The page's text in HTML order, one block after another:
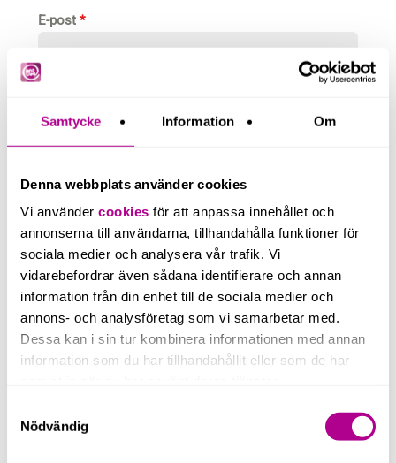
Samtycke Information Om
Denna webbplats använder cookies
Vi använder cookies för att anpassa innehållet och
annonserna till användarna, tillhandahålla funktioner för
sociala medier och analysera vår trafik. Vi
vidarebefordrar även sådana identifierare och annan
information från din enhet till de sociala medier och
annons- och analysföretag som vi samarbetar med.
Dessa kan i sin tur kombinera informationen med annan
information som du har tillhandahållit eller som de har
Nödvändig
E-post *
0 / 350
Genom att kryssa i rutan godkänner du att vi lagrar